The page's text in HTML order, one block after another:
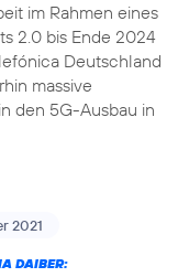
im Rahmen eines
2.0 bis Ende 2024
Deutschland
massive
den 5G-Ausbau in
2021
DAIBER: